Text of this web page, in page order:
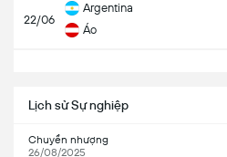
22/06
Argentina
Áo
Lịch sử Sự nghiệp
Chuyển nhượng
26/08/2025